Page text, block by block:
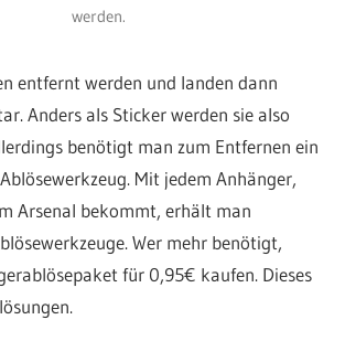
werden.
entfernt werden und landen dann
Anders als Sticker werden sie also
benötigt man zum Entfernen ein
Mit jedem Anhänger,
Arsenal bekommt, erhält man
Wer mehr benötigt,
für 0,95€ kaufen. Dieses